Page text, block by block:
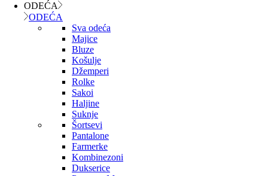
ODEĆA
ODEĆA
Sva odeća
Majice
Bluze
Košulje
Džemperi
Rolke
Sakoi
Haljine
Suknje
Šortsevi
Pantalone
Farmerke
Kombinezoni
Dukserice